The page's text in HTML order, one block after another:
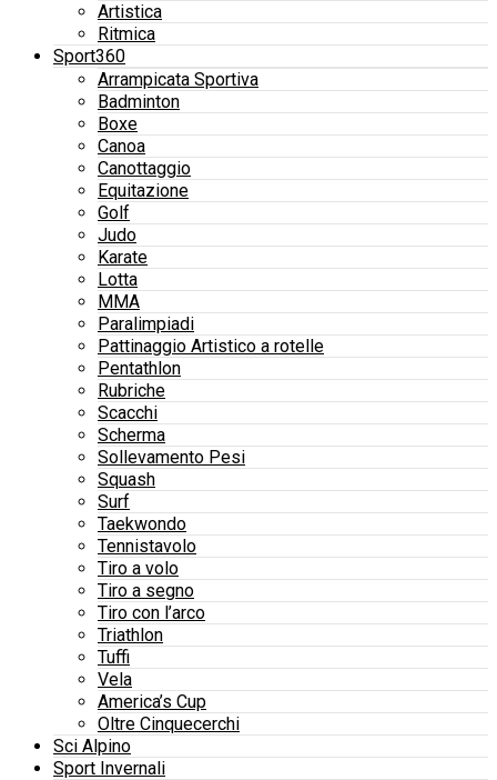
Artistica
Ritmica
Sport360
Arrampicata Sportiva
Badminton
Boxe
Canoa
Canottaggio
Equitazione
Golf
Judo
Karate
Lotta
MMA
Paralimpiadi
Pattinaggio Artistico a rotelle
Pentathlon
Rubriche
Scacchi
Scherma
Sollevamento Pesi
Squash
Surf
Taekwondo
Tennistavolo
Tiro a volo
Tiro a segno
Tiro con l’arco
Triathlon
Tuffi
Vela
America’s Cup
Oltre Cinquecerchi
Sci Alpino
Sport Invernali